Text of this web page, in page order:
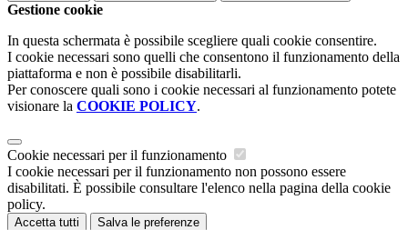
Gestione cookie
In questa schermata è possibile scegliere quali cookie consentire.
I cookie necessari sono quelli che consentono il funzionamento della
piattaforma e non è possibile disabilitarli.
Per conoscere quali sono i cookie necessari al funzionamento potete
visionare la COOKIE POLICY.
Cookie necessari per il funzionamento
I cookie necessari per il funzionamento non possono essere
disabilitati. È possibile consultare l'elenco nella pagina della cookie
policy.
Accetta tutti Salva le preferenze